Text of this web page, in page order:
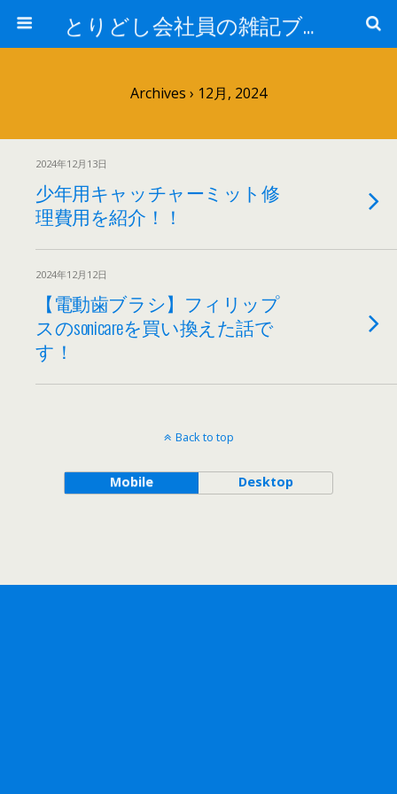
とりどし会社員の雑記ブログ
Archives › 12月, 2024
2024年12月13日
少年用キャッチャーミット修
理費用を紹介！！
2024年12月12日
【電動歯ブラシ】フィリップ
スのsonicareを買い換えた話で
す！
Back to top
Mobile Desktop